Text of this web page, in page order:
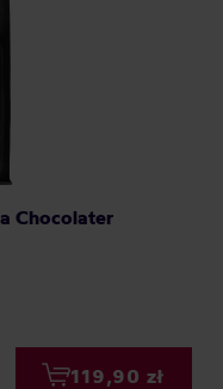
Chocolater
119,90 zł